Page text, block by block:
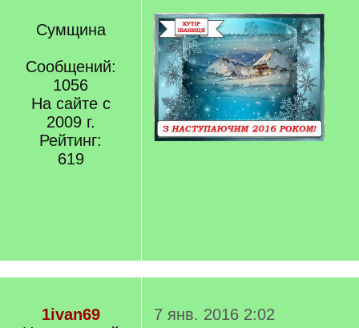
Сумщина
Сообщений:
1056
На сайте с
2009 г.
Рейтинг:
619
1ivan69
7 янв. 2016 2:02